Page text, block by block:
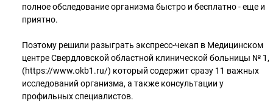
полное обследование организма быстро и бесплатно - еще и
приятно.
Поэтому решили разыграть экспресс-чекап в Медицинском
центре Свердловской областной клинической больницы № 1,
(https://www.okb1.ru/) который содержит сразу 11 важных
исследований организма, а также консультации у
профильных специалистов.